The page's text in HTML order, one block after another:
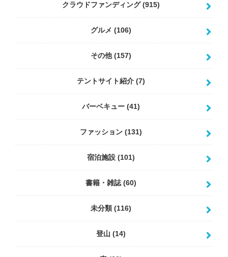
クラウドファンディング(915)
グルメ (106)
その他(157)
テントサイト紹介 (7)
バーベキュー (41)
ファッション (131)
宿泊施設 (101)
書籍・雑誌(60)
未分類 (116)
登山 (14)